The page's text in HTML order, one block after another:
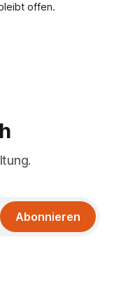
offen.
Abonnieren